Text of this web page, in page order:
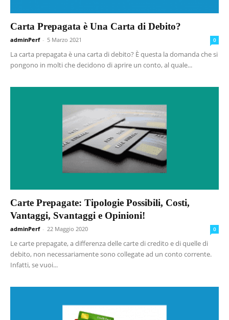
Carta Prepagata è Una Carta di Debito?
adminPerf - 5 Marzo 2021 0
La carta prepagata è una carta di debito? È questa la domanda che si
pongono in molti che decidono di aprire un conto, al quale...
Carte Prepagate: Tipologie Possibili, Costi,
Vantaggi, Svantaggi e Opinioni!
adminPerf - 22 Maggio 2020 0
Le carte prepagate, a differenza delle carte di credito e di quelle di
debito, non necessariamente sono collegate ad un conto corrente.
Infatti, se vuoi...